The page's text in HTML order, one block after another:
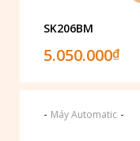
SK206BM
5.050.000₫
- Máy Automatic -